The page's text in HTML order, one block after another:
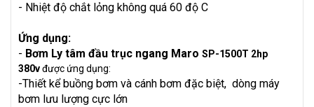
- Nhiệt độ chắt lỏng không quá 60 độ C
Ứng dụng:
- Bơm Ly tâm đầu trục ngang Maro SP-1500T 2hp
380vđược ứng dụng:
-Thiết kể buồng bơm và cánh bơm đặc biệt, dòng máy
bơm lưu lượng cực lớn